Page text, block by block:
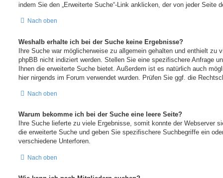
indem Sie den „Erweiterte Suche“-Link anklicken, der von jeder Seite
Nach oben
Weshalb erhalte ich bei der Suche keine Ergebnisse?
Ihre Suche war möglicherweise zu allgemein gehalten und enthielt zu
phpBB nicht indiziert werden. Stellen Sie eine spezifischere Anfrage
Ihnen die erweiterte Suche bietet. Außerdem ist es natürlich auch
hier nirgends im Forum verwendet wurden. Prüfen Sie ggf. die
Nach oben
Warum bekomme ich bei der Suche eine leere Seite?
Ihre Suche lieferte zu viele Ergebnisse, somit konnte der Webserver
die erweiterte Suche und geben Sie spezifischere Suchbegriffe ein
verschiedene Unterforen.
Nach oben